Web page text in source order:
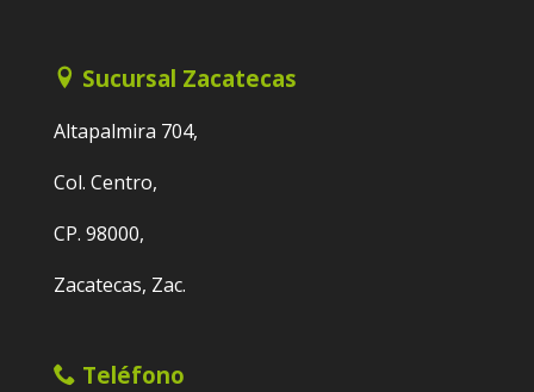
Sucursal Zacatecas
Altapalmira 704,
Col. Centro,
CP. 98000,
Zacatecas, Zac.
Teléfono